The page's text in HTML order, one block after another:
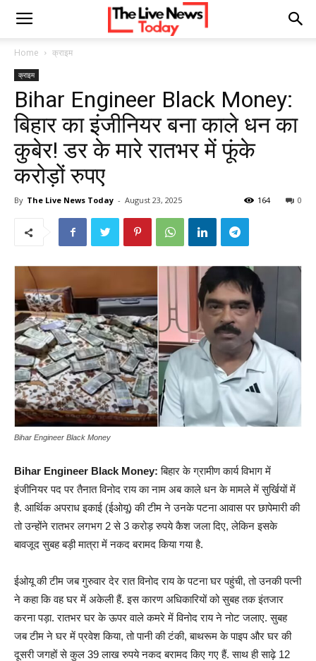
Home क्राइम
क्राइम
Bihar Engineer Black Money:
बिहार का इंजीनियर बना काले धन का
कुबेर! डर के मारे रातभर में फूंके
करोड़ों रुपए
By The Live News Today - August 23, 2025 0
164
Bihar Engineer Black Money
Bihar Engineer Black Money:बिहार के ग्रामीण कार्य विभाग में
इंजीनियर पद पर तैनात विनोद राय का नाम अब काले धन के मामले में सुर्खियों में
है. आर्थिक अपराध इकाई (ईओयू) की टीम ने उनके पटना आवास पर छापेमारी की
तो उन्होंने रातभर लगभग 2 से 3 करोड़ रुपये कैश जला दिए, लेकिन इसके
बावजूद सुबह बड़ी मात्रा में नकद बरामद किया गया है.
ईओयू की टीम जब गुरुवार देर रात विनोद राय के पटना घर पहुंची, तो उनकी पत्नी
ने कहा कि वह घर में अकेली हैं. इस कारण अधिकारियों को सुबह तक इंतजार
करना पड़ा. रातभर घर के ऊपर वाले कमरे में विनोद राय ने नोट जलाए. सुबह
जब टीम ने घर में प्रवेश किया, तो पानी की टंकी, बाथरूम के पाइप और घर की
दूसरी जगहों से कुल 39 लाख रुपये नकद बरामद किए गए हैं. साथ ही साढ़े 12